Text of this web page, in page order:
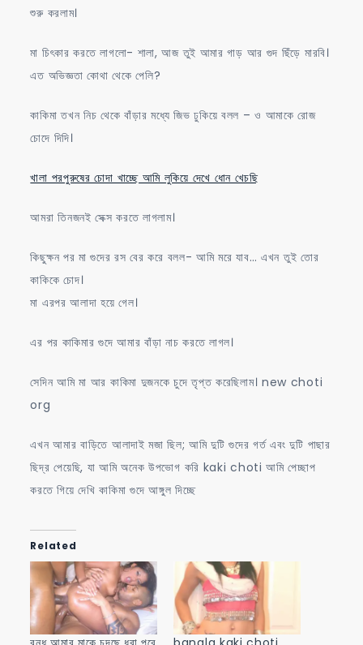
শুরু করলাম।
মা চিৎকার করতে লাগলো- শালা, আজ তুই আমার গাড় আর গুদ ছিঁড়ে মারবি।
এত অভিজ্ঞতা কোথা থেকে পেলি?
কাকিমা তখন নিচ থেকে বাঁড়ার মধ্যে জিভ ঢুকিয়ে বলল – ও আমাকে রোজ
চোদে দিদি।
খালা পরপুরুষের চোদা খাচ্ছে আমি লুকিয়ে দেখে ধোন খেচছি
আমরা তিনজনই সেক্স করতে লাগলাম।
কিছুক্ষন পর মা গুদের রস বের করে বলল- আমি মরে যাব… এখন তুই তোর
কাকিকে চোদ।
মা এরপর আলাদা হয়ে গেল।
এর পর কাকিমার গুদে আমার বাঁড়া নাচ করতে লাগল।
সেদিন আমি মা আর কাকিমা দুজনকে চুদে তৃপ্ত করেছিলাম। new choti
org
এখন আমার বাড়িতে আলাদাই মজা ছিল; আমি দুটি গুদের গর্ত এবং দুটি পাছার
ছিদ্র পেয়েছি, যা আমি অনেক উপভোগ করি kaki choti আমি পেচ্ছাপ
করতে গিয়ে দেখি কাকিমা গুদে আঙ্গুল দিচ্ছে
Related